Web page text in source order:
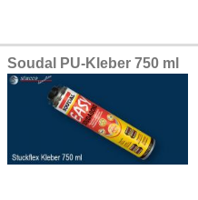
Soudal PU-Kleber 750 ml